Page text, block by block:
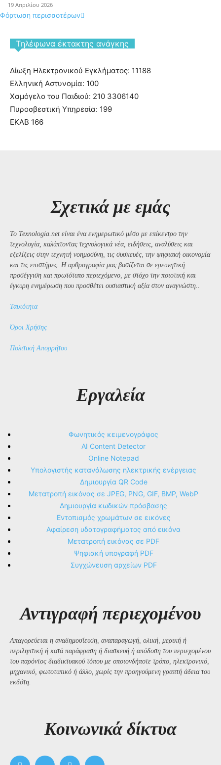
19 Απριλίου 2026
Φόρτωση περισσοτέρων
Tηλέφωνα έκτακτης ανάγκης
Δίωξη Ηλεκτρονικού Εγκλήματος: 11188
Ελληνική Αστυνομία: 100
Χαμόγελο του Παιδιού: 210 3306140
Πυροσβεστική Υπηρεσία: 199
ΕΚΑΒ 166
Σχετικά με εμάς
Το Texnologia.net είναι ένα ενημερωτικό μέσο με επίκεντρο την
τεχνολογία, καλύπτοντας τεχνολογικά νέα, ειδήσεις, αναλύσεις και
εξελίξεις στην τεχνητή νοημοσύνη, τις συσκευές, την ψηφιακή οικονομία
και τις επιστήμες. Η αρθρογραφία μας βασίζεται σε ερευνητική
προσέγγιση και πρωτότυπο περιεχόμενο, με στόχο την ποιοτική και
έγκυρη ενημέρωση που προσθέτει ουσιαστική αξία στον αναγνώστη..
Ταυτότητα
Όροι Χρήσης
Πολιτική Απορρήτου
Εργαλεία
Φωνητικός κειμενογράφος
AI Content Detector
Online Notepad
Υπολογιστής κατανάλωσης ηλεκτρικής ενέργειας
Δημιουργία QR Code
Μετατροπή εικόνας σε JPEG, PNG, GIF, BMP, WebP
Δημιουργία κωδικών πρόσβασης
Εντοπισμός χρωμάτων σε εικόνες
Αφαίρεση υδατογραφήματος από εικόνα
Μετατροπή εικόνας σε PDF
Ψηφιακή υπογραφή PDF
Συγχώνευση αρχείων PDF
Αντιγραφή περιεχομένου
Απαγορεύεται η αναδημοσίευση, αναπαραγωγή, ολική, μερική ή
περιληπτική ή κατά παράφραση ή διασκευή ή απόδοση του περιεχομένου
του παρόντος διαδικτυακού τόπου με οποιονδήποτε τρόπο, ηλεκτρονικό,
μηχανικό, φωτοτυπικό ή άλλο, χωρίς την προηγούμενη γραπτή άδεια του
εκδότη.
Kοινωνικά δίκτυα